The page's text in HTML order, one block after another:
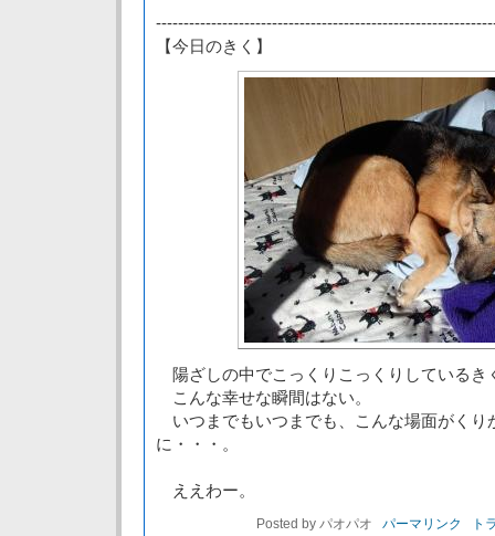
【今日のきく】
陽ざしの中でこっくりこっくりしているき
こんな幸せな瞬間はない。
いつまでもいつまでも、こんな場面がくり
に・・・。
ええわー。
Posted by パオパオ パーマリンク ト